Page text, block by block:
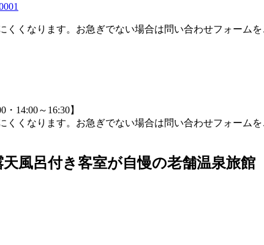
くくなります。お急ぎでない場合は問い合わせフォーム
・14:00～16:30】
くくなります。お急ぎでない場合は問い合わせフォーム
風呂付き客室が自慢の老舗温泉旅館